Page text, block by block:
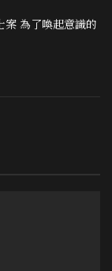
案 為了喚起意識的